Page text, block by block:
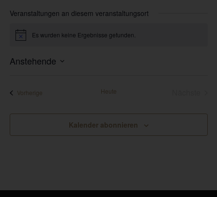
Veranstaltungen an diesem veranstaltungsort
HinweisEs wurden keine Ergebnisse gefunden.
Anstehende
VorherigeVeranstaltungen Heute
Kalender abonnieren